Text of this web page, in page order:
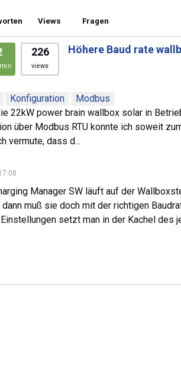
Views Fragen
226
views
Höhere Baud rate
Konfiguration
Modbus
22kW power brain wallbox solar in
über Modbus RTU konnte ich soweit
vermute, dass d...
Manager SW läuft auf der
muß sie doch mit der richtigen
setzt man in der Kachel